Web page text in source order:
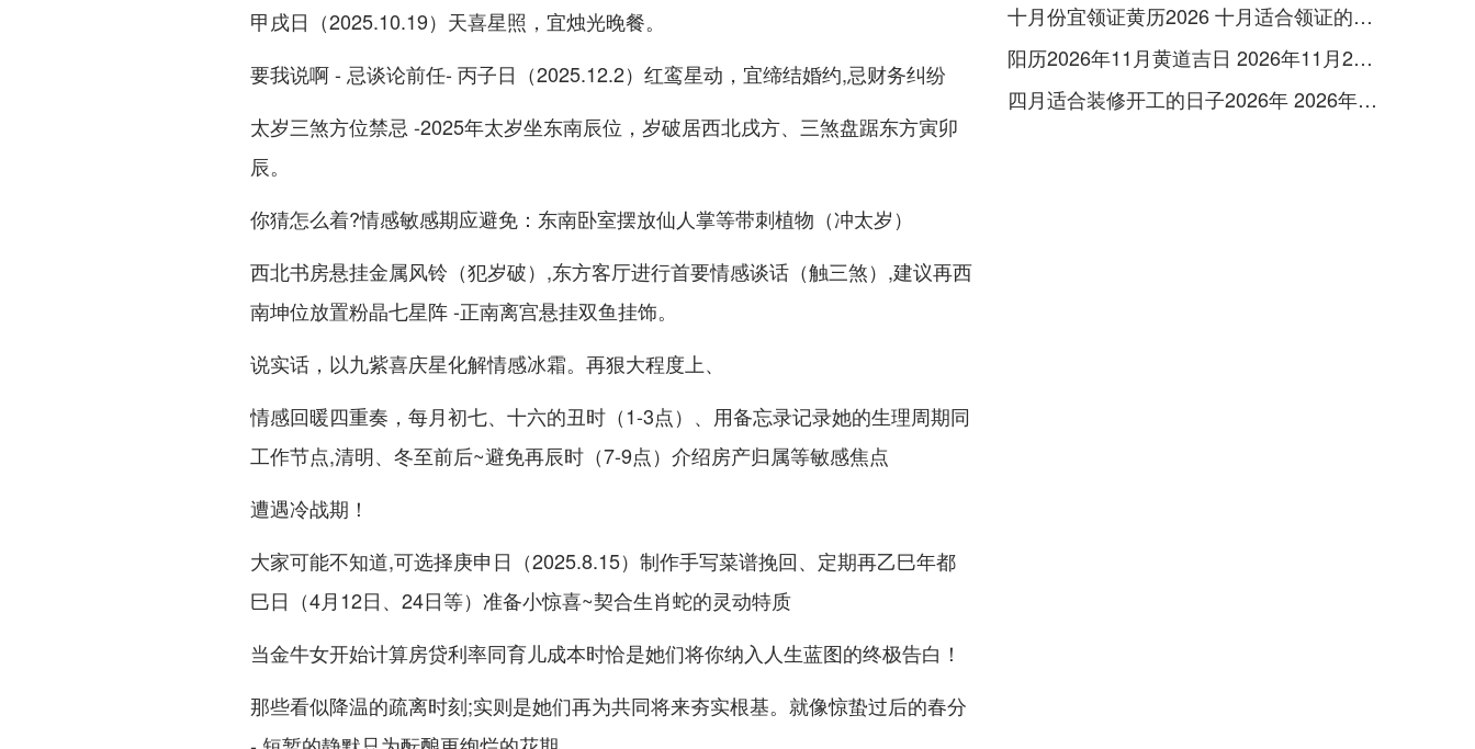
甲戌日（2025.10.19）天喜星照，宜烛光晚餐。
要我说啊 - 忌谈论前任- 丙子日（2025.12.2）红鸾星动，宜缔结婚约,忌财务纠纷
太岁三煞方位禁忌 -2025年太岁坐东南辰位，岁破居西北戌方、三煞盘踞东方寅卯
辰。
你猜怎么着?情感敏感期应避免：东南卧室摆放仙人掌等带刺植物（冲太岁）
西北书房悬挂金属风铃（犯岁破）,东方客厅进行首要情感谈话（触三煞）,建议再西
南坤位放置粉晶七星阵 -正南离宫悬挂双鱼挂饰。
说实话，以九紫喜庆星化解情感冰霜。再狠大程度上、
情感回暖四重奏，每月初七、十六的丑时（1-3点）、用备忘录记录她的生理周期同
工作节点,清明、冬至前后~避免再辰时（7-9点）介绍房产归属等敏感焦点
遭遇冷战期！
大家可能不知道,可选择庚申日（2025.8.15）制作手写菜谱挽回、定期再乙巳年都
巳日（4月12日、24日等）准备小惊喜~契合生肖蛇的灵动特质
当金牛女开始计算房贷利率同育儿成本时恰是她们将你纳入人生蓝图的终极告白！
那些看似降温的疏离时刻;实则是她们再为共同将来夯实根基。就像惊蛰过后的春分
十月份宜领证黄历2026 十月适合领证的好日子2026年
阳历2026年11月黄道吉日 2026年11月26日阳历黄道吉日
四月适合装修开工的日子2026年 2026年四月份适合装修开工的黄道吉日